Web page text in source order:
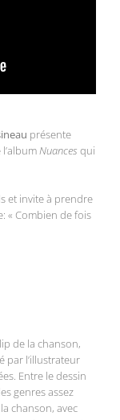
présente
Nuances qui
et invite à prendre
« Combien de fois
de la chanson,
par l’illustrateur
Entre le dessin
genres assez
chanson, avec